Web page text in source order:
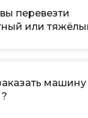
перевезти
или
машину